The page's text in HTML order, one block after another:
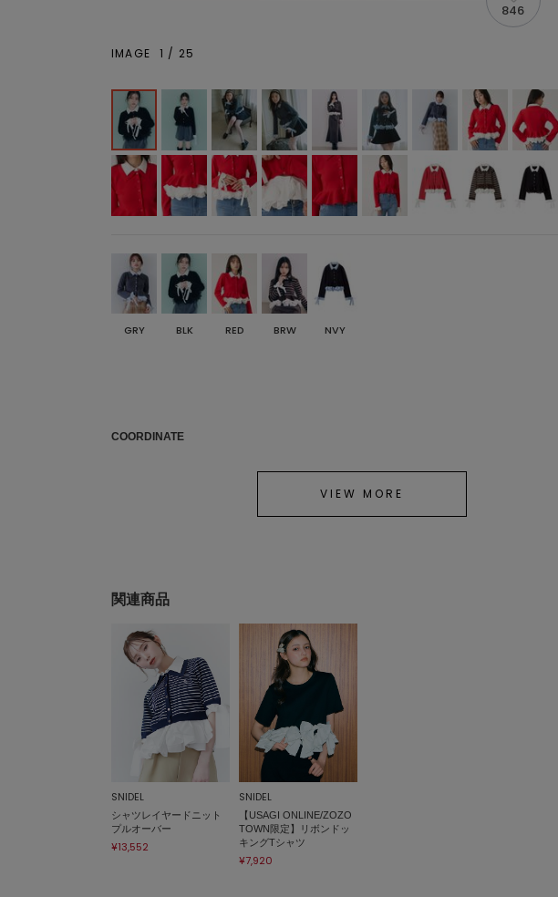
846
IMAGE 1 / 25
GRY BLK RED BRW NVY
COORDINATE
VIEW MORE
関連商品
SNIDEL
シャツレイヤードニット
プルオーバー
¥13,552
SNIDEL
【USAGI ONLINE/ZOZO
TOWN限定】リボンドッ
キングTシャツ
¥7,920